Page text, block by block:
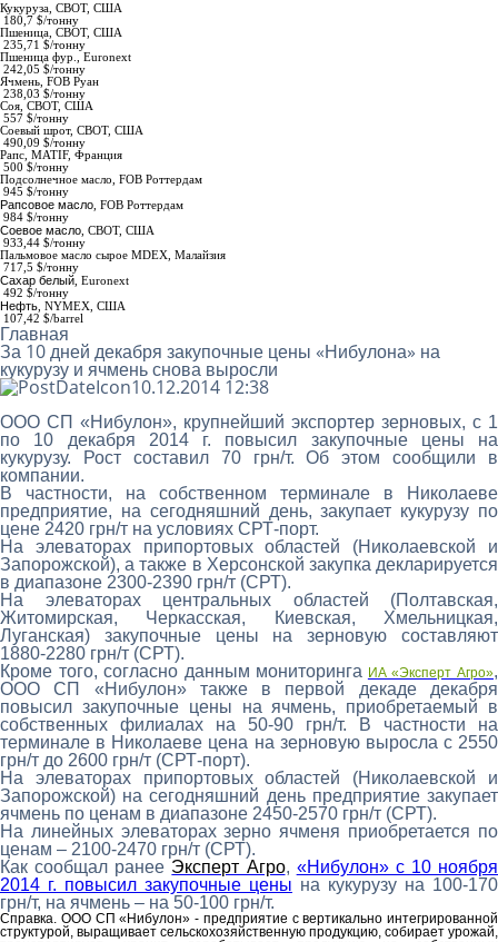
Кукуруза, СВОТ, США
180,7 $/тонну
Пшеница, СВОТ, США
235,71 $/тонну
Пшеница фур.,
Euronext
242,05 $/тонну
Ячмень, FOB Руан
238,03 $/тонну
Соя, СВОТ, США
557 $/тонну
Соевый шрот, СВОТ, США
490,09 $/тонну
Рапс , MATIF, Франция
500 $/тонну
Подсолнечное масло FOB Роттердам
945 $/тонну
Рапсовое масло FOB Роттердам
984 $/тонну
Соевое масло СВОТ, США
933,44 $/тонну
Пальмовое масло сырое МDEX , Малайзия
717,5 $/тонну
Сахар белый Euronext
492 $/тонну
Нефть , NYMEX, США
107,42 $/barrel
Главная
За 10 дней декабря закупочные цены «Нибулона» на
кукурузу и ячмень снова выросли
10.12.2014 12:38
ООО СП «Нибулон», крупнейший экспортер зерновых, с 1
по 10 декабря 2014 г. повысил закупочные цены на
кукурузу. Рост составил 70 грн/т. Об этом сообщили в
компании.
В частности, на собственном терминале в Николаеве
предприятие, на сегодняшний день, закупает кукурузу по
цене 2420 грн/т на условиях СРТ-порт.
На элеваторах припортовых областей (Николаевской и
Запорожской), а также в Херсонской закупка декларируется
в диапазоне 2300-2390 грн/т (СРТ).
На элеваторах центральных областей (Полтавская,
Житомирская, Черкасская, Киевская, Хмельницкая,
Луганская) закупочные цены на зерновую составляют
1880-2280 грн/т (СРТ).
Кроме того, согласно данным мониторинга ИА «Эксперт Агро»,
ООО СП «Нибулон» также в первой декаде декабря
повысил закупочные цены на ячмень, приобретаемый в
собственных филиалах на 50-90 грн/т. В частности на
терминале в Николаеве цена на зерновую выросла с 2550
грн/т до 2600 грн/т (СРТ-порт).
На элеваторах припортовых областей (Николаевской и
Запорожской) на сегодняшний день предприятие закупает
ячмень по ценам в диапазоне 2450-2570 грн/т (СРТ).
На линейных элеваторах зерно ячменя приобретается по
ценам – 2100-2470 грн/т (СРТ).
Как сообщал ранее Эксперт Агро, «Нибулон» с 10 ноября
2014 г. повысил закупочные цены на кукурузу на 100-170
грн/т, на ячмень – на 50-100 грн/т.
Справка. ООО СП «Нибулон» - предприятие с вертикально интегрированной
структурой, выращивает сельскохозяйственную продукцию, собирает урожай,